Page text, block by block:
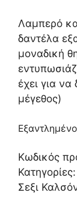
Λαμπερό
δαντέλα
μοναδική
έχει για
μέγεθος)
Εξαντλημένο
Κωδικός
Κατηγορίες:
Σεξι